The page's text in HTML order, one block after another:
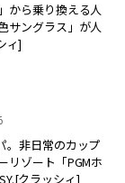
から乗り換える人
サングラス」が人
ィ]
。非日常のカップ
リゾート「PGMホ
クラッシィ]